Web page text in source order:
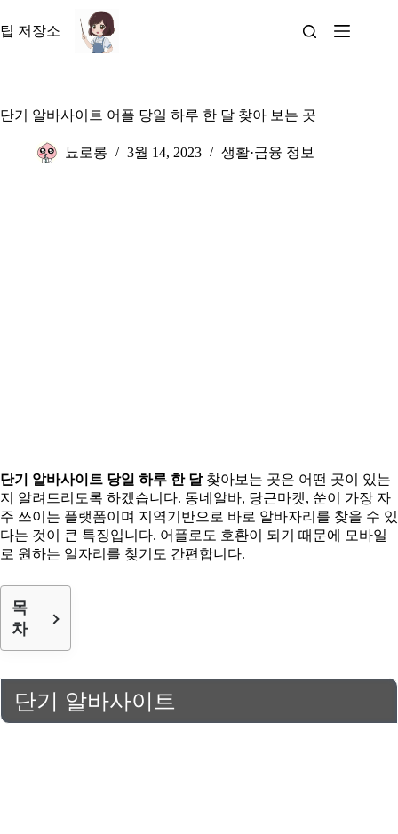
문
뛰
팁 저장소
단기 알바사이트 어플 당일 하루 한 달 찾아 보는 곳
뇨로롱 3월 14, 2023 생활·금융 정보
단기 알바사이트 당일 하루 한 달찾아보는 곳은 어떤 곳이 있는
지 알려드리도록 하겠습니다. 동네알바, 당근마켓, 쑨이 가장 자
주 쓰이는 플랫폼이며 지역기반으로 바로 알바자리를 찾을 수 있
다는 것이 큰 특징입니다. 어플로도 호환이 되기 때문에 모바일
로 원하는 일자리를 찾기도 간편합니다.
목
차
단기 알바사이트